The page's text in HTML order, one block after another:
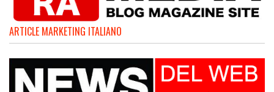
ARTICLE MARKETING ITALIANO